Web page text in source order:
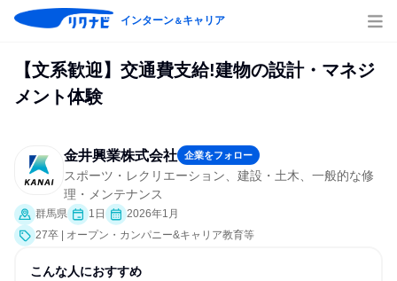
インターン＆キャリア
【文系歓迎】交通費支給!建物の設計・マネジ
メント体験
金井興業株式会社 企業をフォロー
スポーツ・レクリエーション、建設・土木、一般的な修
理・メンテナンス
群馬県 1日
2026年1月
27卒 | オープン・カンパニー&キャリア教育等
こんな人におすすめ